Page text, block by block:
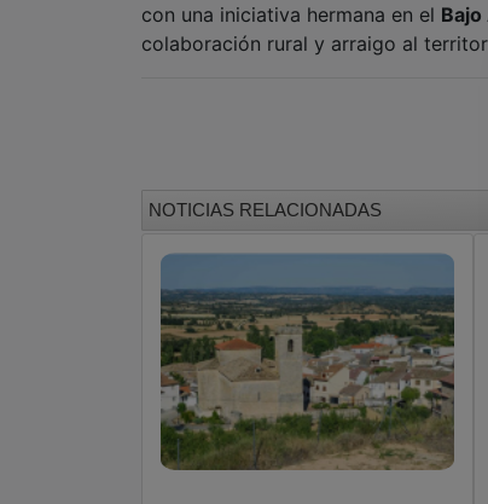
con una iniciativa hermana en el
colaboración rural y arraigo al
NOTICIAS RELACIONADAS